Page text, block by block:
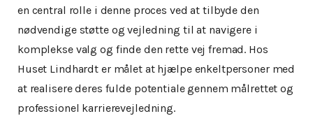
en central rolle i denne proces ved at tilbyde den
nødvendige støtte og vejledning til at navigere i
komplekse valg og finde den rette vej fremad. Hos
Huset Lindhardt er målet at hjælpe enkeltpersoner med
at realisere deres fulde potentiale gennem målrettet og
professionel karrierevejledning.